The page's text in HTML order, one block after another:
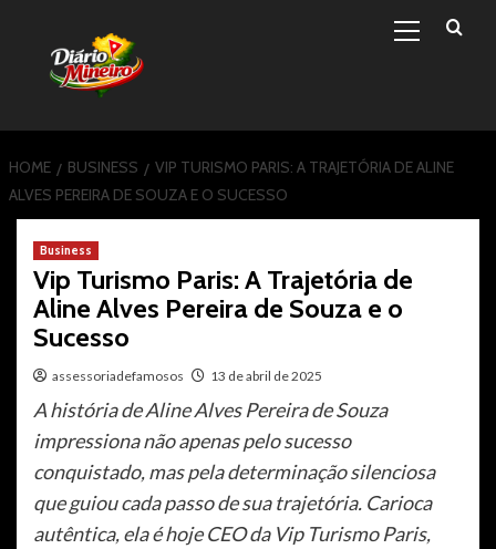
content
Menu
HOME BUSINESS
VIP TURISMO PARIS: A TRAJETÓRIA DE ALINE
ALVES PEREIRA DE SOUZA E O SUCESSO
Business
Vip Turismo Paris: A Trajetória de
Aline Alves Pereira de Souza e o
Sucesso
assessoriadefamosos 13 de abril de 2025
A história de Aline Alves Pereira de Souza
impressiona não apenas pelo sucesso
conquistado, mas pela determinação silenciosa
que guiou cada passo de sua trajetória. Carioca
autêntica, ela é hoje CEO da Vip Turismo Paris,